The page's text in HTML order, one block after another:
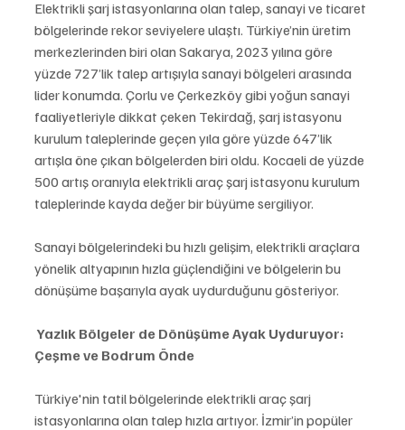
Elektrikli şarj istasyonlarına olan talep, sanayi ve ticaret
bölgelerinde rekor seviyelere ulaştı. Türkiye’nin üretim
merkezlerinden biri olan Sakarya, 2023 yılına göre
yüzde 727’lik talep artışıyla sanayi bölgeleri arasında
lider konumda. Çorlu ve Çerkezköy gibi yoğun sanayi
faaliyetleriyle dikkat çeken Tekirdağ, şarj istasyonu
kurulum taleplerinde geçen yıla göre yüzde 647’lik
artışla öne çıkan bölgelerden biri oldu. Kocaeli de yüzde
500 artış oranıyla elektrikli araç şarj istasyonu kurulum
taleplerinde kayda değer bir büyüme sergiliyor.
Sanayi bölgelerindeki bu hızlı gelişim, elektrikli araçlara
yönelik altyapının hızla güçlendiğini ve bölgelerin bu
dönüşüme başarıyla ayak uydurduğunu gösteriyor.
Çeşme ve Bodrum Önde
Türkiye'nin tatil bölgelerinde elektrikli araç şarj
istasyonlarına olan talep hızla artıyor. İzmir’in popüler